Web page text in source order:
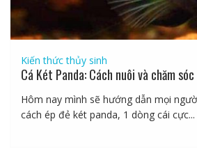
Kiến thức thủy sinh
Cá Két Panda: Cách nuôi và chăm sóc
Hôm nay mình sẽ hướng dẫn mọi
cách ép đẻ két panda, 1 dòng cái cực...